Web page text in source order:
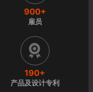
900+
雇员
190+
产品及设计专利